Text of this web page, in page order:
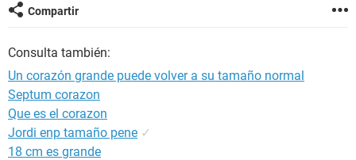
SEXUALIDAD
GLOSARIO
Compartir
Consulta también:
Un corazón grande puede volver a su tamaño normal
Septum corazon
Que es el corazon
Jordi enp tamaño pene ✓
18 cm es grande